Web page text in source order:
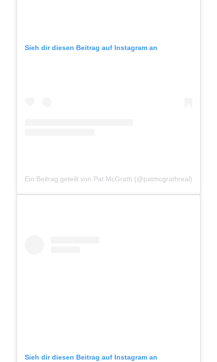
Sieh dir diesen Beitrag auf Instagram an
Ein Beitrag geteilt von Pat McGrath (@patmcgrathreal)
Sieh dir diesen Beitrag auf Instagram an